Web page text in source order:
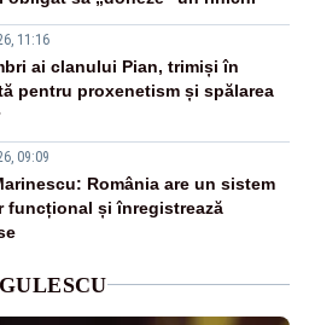
11:16
ai clanului Pian, trimiși în
pentru proxenetism și spălarea
09:09
România are un sistem
funcțional și înregistrează